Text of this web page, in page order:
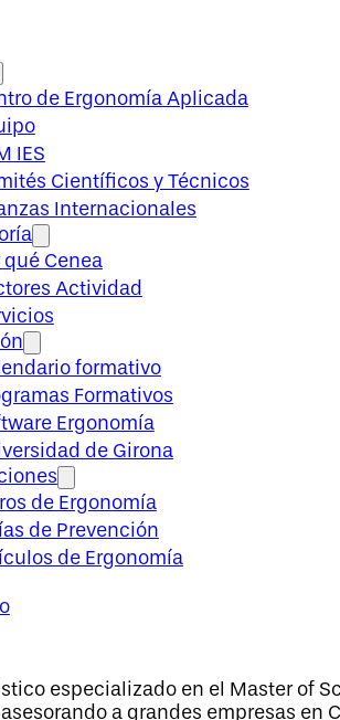
de Ergonomía Aplicada
IES
Científicos y Técnicos
Internacionales
qué Cenea
Actividad
formativo
Formativos
Ergonomía
de Girona
de Ergonomía
de Prevención
de Ergonomía
especializado en el Master of
a grandes empresas en